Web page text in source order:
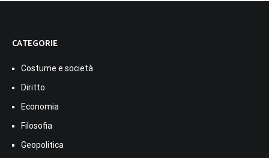
CATEGORIE
Costume e società
Diritto
Economia
Filosofia
Geopolitica